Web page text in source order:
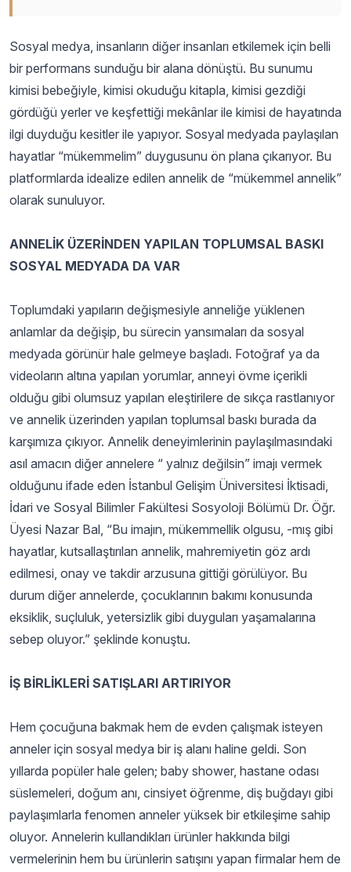
Sosyal medya, insanların diğer insanları etkilemek için belli
bir performans sunduğu bir alana dönüştü. Bu sunumu
kimisi bebeğiyle, kimisi okuduğu kitapla, kimisi gezdiği
gördüğü yerler ve keşfettiği mekânlar ile kimisi de hayatında
ilgi duyduğu kesitler ile yapıyor. Sosyal medyada paylaşılan
hayatlar “mükemmelim” duygusunu ön plana çıkarıyor. Bu
platformlarda idealize edilen annelik de “mükemmel annelik”
olarak sunuluyor.
ANNELİK ÜZERİNDEN YAPILAN TOPLUMSAL BASKI
SOSYAL MEDYADA DA VAR
Toplumdaki yapıların değişmesiyle anneliğe yüklenen
anlamlar da değişip, bu sürecin yansımaları da sosyal
medyada görünür hale gelmeye başladı. Fotoğraf ya da
videoların altına yapılan yorumlar, anneyi övme içerikli
olduğu gibi olumsuz yapılan eleştirilere de sıkça rastlanıyor
ve annelik üzerinden yapılan toplumsal baskı burada da
karşımıza çıkıyor. Annelik deneyimlerinin paylaşılmasındaki
asıl amacın diğer annelere “ yalnız değilsin” imajı vermek
olduğunu ifade eden İstanbul Gelişim Üniversitesi İktisadi,
İdari ve Sosyal Bilimler Fakültesi Sosyoloji Bölümü Dr. Öğr.
Üyesi Nazar Bal, “Bu imajın, mükemmellik olgusu, -mış gibi
hayatlar, kutsallaştırılan annelik, mahremiyetin göz ardı
edilmesi, onay ve takdir arzusuna gittiği görülüyor. Bu
durum diğer annelerde, çocuklarının bakımı konusunda
eksiklik, suçluluk, yetersizlik gibi duyguları yaşamalarına
sebep oluyor.” şeklinde konuştu.
İŞ BİRLİKLERİ SATIŞLARI ARTIRIYOR
Hem çocuğuna bakmak hem de evden çalışmak isteyen
anneler için sosyal medya bir iş alanı haline geldi. Son
yıllarda popüler hale gelen; baby shower, hastane odası
süslemeleri, doğum anı, cinsiyet öğrenme, diş buğdayı gibi
paylaşımlarla fenomen anneler yüksek bir etkileşime sahip
oluyor. Annelerin kullandıkları ürünler hakkında bilgi
vermelerinin hem bu ürünlerin satışını yapan firmalar hem de